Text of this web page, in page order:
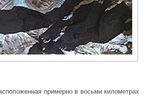
примерно в восьми километрах